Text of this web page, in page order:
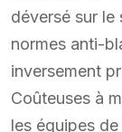
déversé sur le
normes anti-
inversement
Coûteuses à
les équipes